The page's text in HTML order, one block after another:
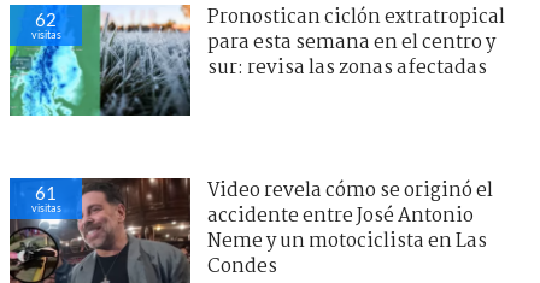
62
visitas
Pronostican ciclón extratropical
para esta semana en el centro y
sur: revisa las zonas afectadas
61
visitas
Video revela cómo se originó el
accidente entre José Antonio
Neme y un motociclista en Las
Condes